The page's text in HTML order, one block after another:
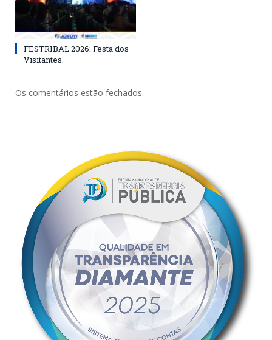
FESTRIBAL 2026: Festa dos
Visitantes.
Os comentários estão fechados.